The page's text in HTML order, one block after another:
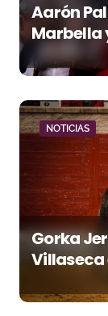
Aarón
Marbella
junto a
Morante
NOTICIAS
Gorka
Villaseca
de luces